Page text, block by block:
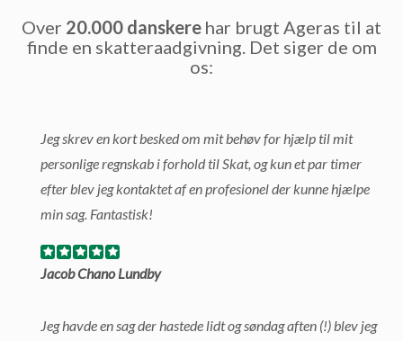
Over 20.000 danskere har brugt Ageras til at
finde en skatteraadgivning. Det siger de om
os:
Jeg skrev en kort besked om mit behøv for hjælp til mit
personlige regnskab i forhold til Skat, og kun et par timer
efter blev jeg kontaktet af en profesionel der kunne hjælpe
min sag. Fantastisk!
Jacob Chano Lundby
Jeg havde en sag der hastede lidt og søndag aften (!) blev jeg